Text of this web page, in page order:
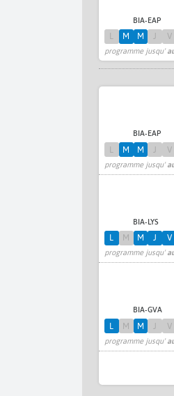
BIA-EAP
programme jusqu'
L M M J V
BIA-EAP
programme jusqu'
L M M J V
BIA-LYS
programme jusqu'
L M M J V
BIA-GVA
programme jusqu'
L M M J V